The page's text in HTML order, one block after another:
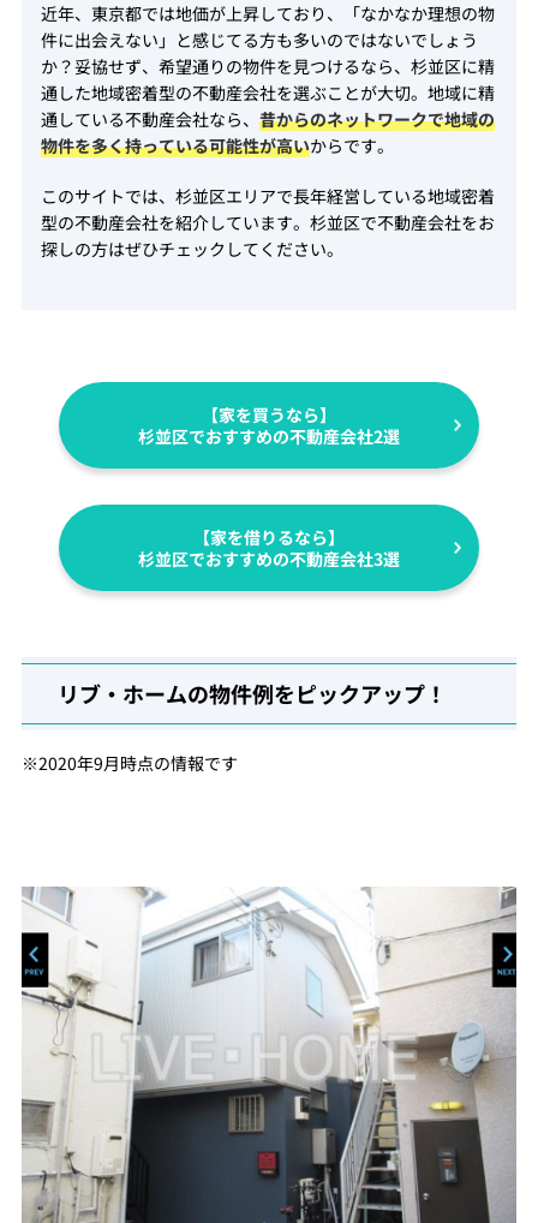
近年、東京都では地価が上昇しており、「なかなか理想の物
件に出会えない」と感じてる方も多いのではないでしょう
か？妥協せず、希望通りの物件を見つけるなら、杉並区に精
通した地域密着型の不動産会社を選ぶことが大切。地域に精
通している不動産会社なら、昔からのネットワークで地域の
物件を多く持っている可能性が高いからです。
このサイトでは、杉並区エリアで長年経営している地域密着
型の不動産会社を紹介しています。杉並区で不動産会社をお
探しの方はぜひチェックしてください。
【家を買うなら】
杉並区でおすすめの不動産会社2選
【家を借りるなら】
杉並区でおすすめの不動産会社3選
リブ・ホームの物件例をピックアップ！
※2020年9月時点の情報です